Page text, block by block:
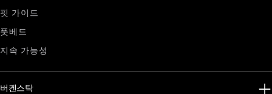
핏 가이드
풋베드
지속 가능성
버켄스탁